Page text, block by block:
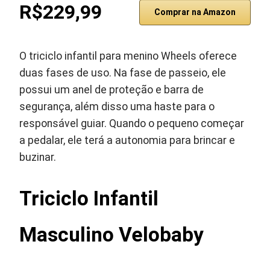
R$229,99 Comprar na Amazon
O triciclo infantil para menino Wheels oferece
duas fases de uso. Na fase de passeio, ele
possui um anel de proteção e barra de
segurança, além disso uma haste para o
responsável guiar. Quando o pequeno começar
a pedalar, ele terá a autonomia para brincar e
buzinar.
Triciclo Infantil
Masculino Velobaby